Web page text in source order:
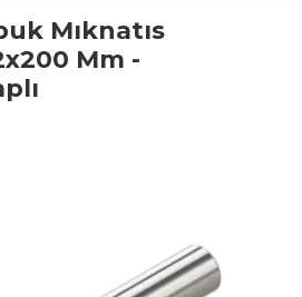
Mıknatıs
Mm -